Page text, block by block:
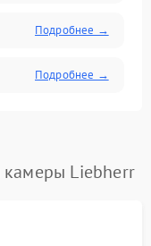
Подробнее →
Подробнее →
камеры Liebherr